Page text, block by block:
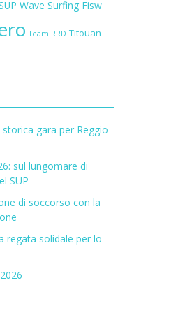
Wave Surfing Fisw
Team RRD Titouan
gara per Reggio
sul lungomare di
SUP
di soccorso con la
regata solidale per lo